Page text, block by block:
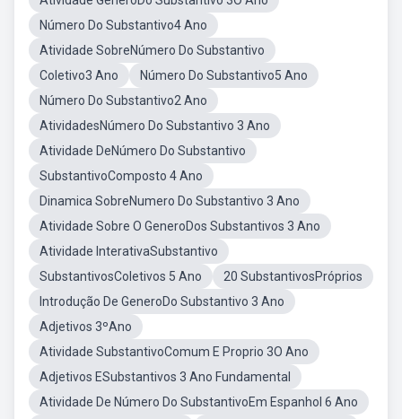
Número Do Substantivo4 Ano
Atividade SobreNúmero Do Substantivo
Coletivo3 Ano
Número Do Substantivo5 Ano
Número Do Substantivo2 Ano
AtividadesNúmero Do Substantivo 3 Ano
Atividade DeNúmero Do Substantivo
SubstantivoComposto 4 Ano
Dinamica SobreNumero Do Substantivo 3 Ano
Atividade Sobre O GeneroDos Substantivos 3 Ano
Atividade InterativaSubstantivo
SubstantivosColetivos 5 Ano
20 SubstantivosPróprios
Introdução De GeneroDo Substantivo 3 Ano
Adjetivos 3ºAno
Atividade SubstantivoComum E Proprio 3O Ano
Adjetivos ESubstantivos 3 Ano Fundamental
Atividade De Número Do SubstantivoEm Espanhol 6 Ano